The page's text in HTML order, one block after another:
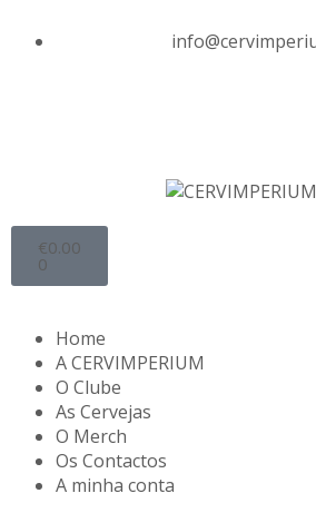
€0.00
0
Home
A CERVIMPERIUM
O Clube
As Cervejas
O Merch
Os Contactos
A minha conta